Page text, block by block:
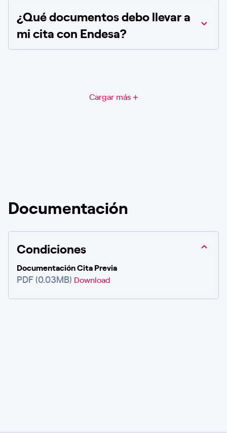
¿Qué documentos debo llevar a
mi cita con Endesa?
Cargar más
Documentación
Condiciones
Documentación Cita Previa
PDF (0.03MB) Download